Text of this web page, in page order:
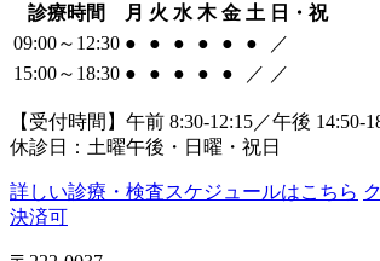
診療時間
月 火 水 木 金 土 日・祝
09:00～12:30 ● ● ● ● ● ●
／
15:00～18:30 ● ● ● ● ● ／ ／
【受付時間】午前 8:30-12:15／午後 14:50-
休診日：土曜午後・日曜・祝日
詳しい診療・検査スケジュールはこちら
決済可